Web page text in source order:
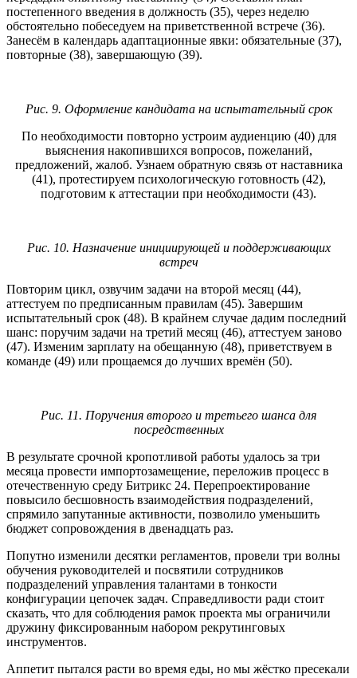
постепенного введения в должность (35), через неделю
обстоятельно побеседуем на приветственной встрече (36).
Занесём в календарь адаптационные явки: обязательные (37),
повторные (38), завершающую (39).
Рис. 9. Оформление кандидата на испытательный срок
По необходимости повторно устроим аудиенцию (40) для
выяснения накопившихся вопросов, пожеланий,
предложений, жалоб. Узнаем обратную связь от наставника
(41), протестируем психологическую готовность (42),
подготовим к аттестации при необходимости (43).
Рис. 10. Назначение инициирующей и поддерживающих
встреч
Повторим цикл, озвучим задачи на второй месяц (44),
аттестуем по предписанным правилам (45). Завершим
испытательный срок (48). В крайнем случае дадим последний
шанс: поручим задачи на третий месяц (46), аттестуем заново
(47). Изменим зарплату на обещанную (48), приветствуем в
команде (49) или прощаемся до лучших времён (50).
Рис. 11. Поручения второго и третьего шанса для
посредственных
В результате срочной кропотливой работы удалось за три
месяца провести импортозамещение, переложив процесс в
отечественную среду Битрикс 24. Перепроектирование
повысило бесшовность взаимодействия подразделений,
спрямило запутанные активности, позволило уменьшить
бюджет сопровождения в двенадцать раз.
Попутно изменили десятки регламентов, провели три волны
обучения руководителей и посвятили сотрудников
подразделений управления талантами в тонкости
конфигурации цепочек задач. Справедливости ради стоит
сказать, что для соблюдения рамок проекта мы ограничили
дружину фиксированным набором рекрутинговых
инструментов.
Аппетит пытался расти во время еды, но мы жёстко пресекали